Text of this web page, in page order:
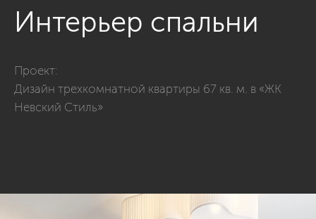
Интерьер спальни
Проект:
Дизайн трехкомнатной квартиры 67 кв. м. в «ЖК
Невский Стиль»